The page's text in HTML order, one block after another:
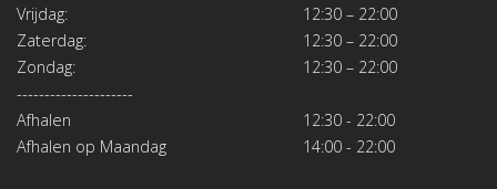
Vrijdag:
12:30 – 22:00
Zaterdag:
12:30 – 22:00
Zondag:
12:30 – 22:00
---------------------
Afhalen
12:30 - 22:00
Afhalen op Maandag
14:00 - 22:00